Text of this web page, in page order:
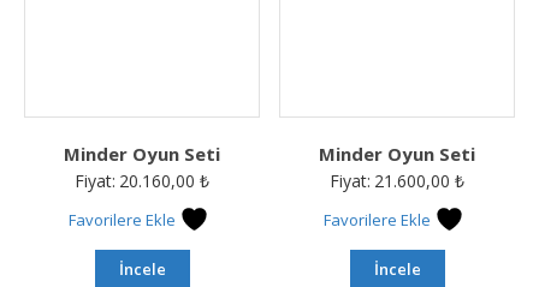
Minder Oyun Seti
Fiyat: 20.160,00 ₺
Favorilere Ekle
İncele
Minder Oyun Seti
Fiyat: 21.600,00 ₺
Favorilere Ekle
İncele